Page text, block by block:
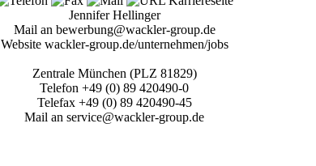
Jennifer Hellinger
Mail an bewerbung@wackler-group.de
Website wackler-group.de/unternehmen/jobs
Zentrale München (PLZ 81829)
Telefon +49 (0) 89 420490-0
Telefax +49 (0) 89 420490-45
Mail an service@wackler-group.de